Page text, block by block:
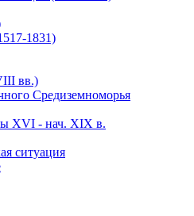
1831)
вв.)
Средиземноморья
XVI - нач. XIX в.
ситуация